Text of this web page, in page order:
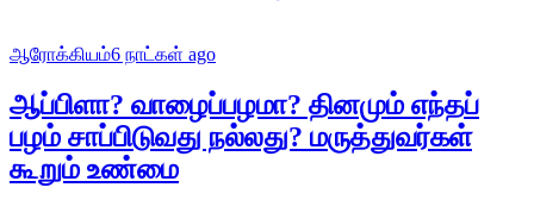
ஆரோக்கியம்6 நாட்கள் ago
ஆப்பிளா? வாழைப்பழமா? தினமும் எந்தப்
பழம் சாப்பிடுவது நல்லது? மருத்துவர்கள்
கூறும் உண்மை